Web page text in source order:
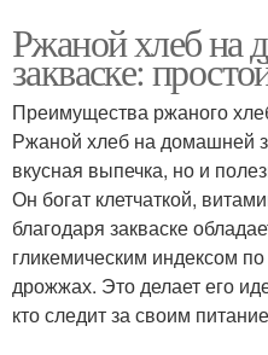
Закваска в духовке
Хлеб на живой
Хлеб на закваске
Ржаной хлеб на
закваске:
Преимущества ржаного
Ржаной хлеб на домашней
вкусная выпечка, но и
Он богат клетчаткой,
благодаря закваске
гликемическим индексом
дрожжах. Это делает его
кто следит за своим